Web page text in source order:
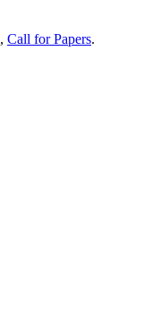
, Call for Papers.